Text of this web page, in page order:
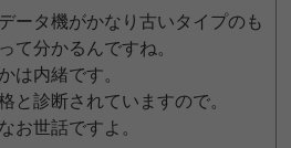
ータ機がかなり古いタイプのも
て分かるんですね。
は内緒です。
と診断されていますので。
お世話ですよ。